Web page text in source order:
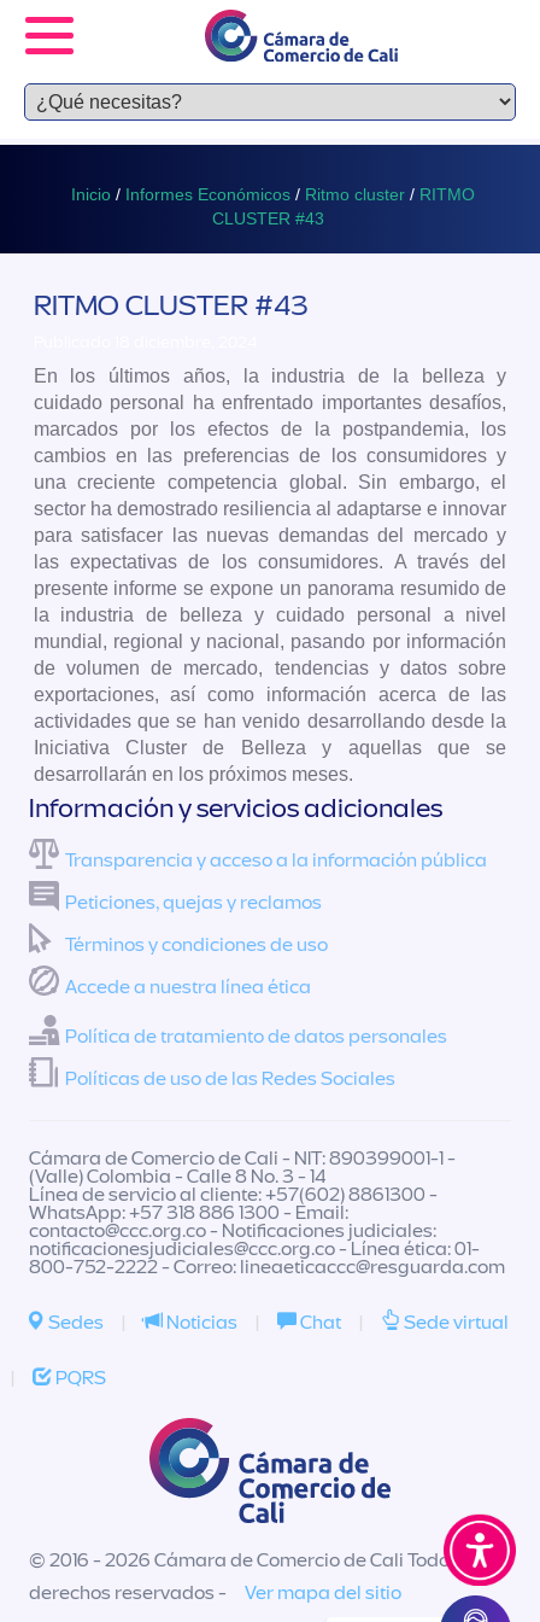
Inicio / Informes Económicos / Ritmo cluster / RITMO
CLUSTER #43
RITMO CLUSTER #43
En los últimos años, la industria de la belleza y
cuidado personal ha enfrentado importantes desafíos,
marcados por los efectos de la postpandemia, los
cambios en las preferencias de los consumidores y
una creciente competencia global. Sin embargo, el
sector ha demostrado resiliencia al adaptarse e innovar
para satisfacer las nuevas demandas del mercado y
las expectativas de los consumidores. A través del
presente informe se expone un panorama resumido de
la industria de belleza y cuidado personal a nivel
mundial, regional y nacional, pasando por información
de volumen de mercado, tendencias y datos sobre
exportaciones, así como información acerca de las
actividades que se han venido desarrollando desde la
Iniciativa Cluster de Belleza y aquellas que se
desarrollarán en los próximos meses.
Información y servicios adicionales
Transparencia y acceso a la información pública
Peticiones, quejas y reclamos
Términos y condiciones de uso
Accede a nuestra línea ética
Política de tratamiento de datos personales
Políticas de uso de las Redes Sociales
Cámara de Comercio de Cali - NIT: 890399001-1 -
(Valle) Colombia - Calle 8 No. 3 - 14
Línea de servicio al cliente: +57(602) 8861300 -
WhatsApp: +57 318 886 1300 - Email:
contacto@ccc.org.co- Notificaciones judiciales:
notificacionesjudiciales@ccc.org.co- Línea ética: 01-
800-752-2222 - Correo: lineaeticaccc@resguarda.com
Sedes | Noticias | Chat | Sede virtual
| PQRS
© 2016 - 2026 Cámara de Comercio de Cali Todos los
derechos reservados -
Ver mapa del sitio